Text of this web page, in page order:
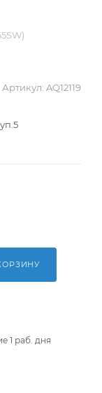
Артикул: AQ12119
1 раб. дня